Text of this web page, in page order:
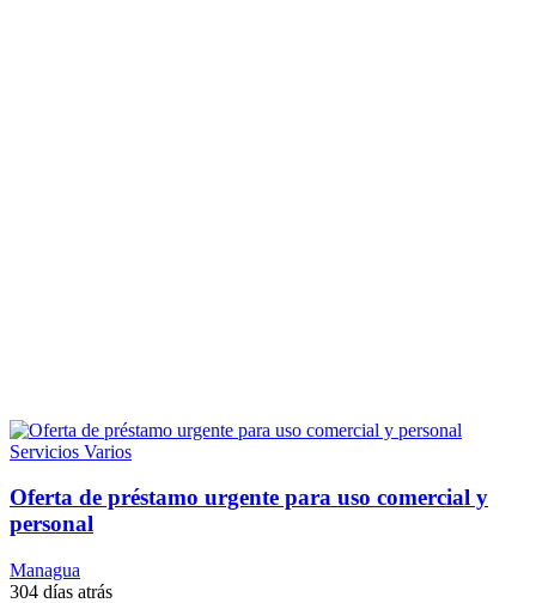
Servicios Varios
Oferta de préstamo urgente para uso comercial y
personal
Managua
304 días atrás